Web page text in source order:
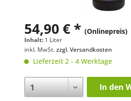
54,90 € * (Onlinepreis)
Inhalt: 1 Liter
inkl. MwSt.zzgl. Versandkosten
Lieferzeit 2 - 4 Werktage
In den